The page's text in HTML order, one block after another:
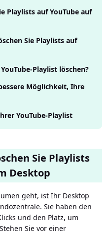
Playlists auf YouTube auf
Sie Playlists auf
Playlist löschen?
Möglichkeit, Ihre
YouTube-Playlist
Sie Playlists
Desktop
geht, ist Ihr Desktop
Sie haben den
und den Platz, um
Sie vor einer